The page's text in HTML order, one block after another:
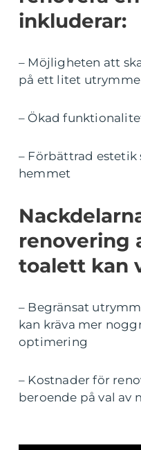
inkluderar:
– Möjligheten att
på ett litet utrymme
– Ökad
– Förbättrad estetik
hemmet
renovering
toalett kan
– Begränsat
kan kräva mer
optimering
– Kostnader för
beroende på val av